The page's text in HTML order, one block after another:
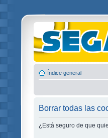
Índice general
Borrar todas las
¿Está seguro de que